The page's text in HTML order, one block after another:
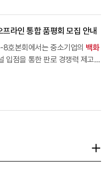
수ㅇ 신청 기간 : 8. 12(월) ~ 9.
확인서, 제품 사진ㅇ 제출 방법
수
라인 통합 품평회 모집 안내
호본회에서는 중소기업의 백화
입점을 통한 판로 경쟁력 제고를
라인 통합 품평회​」참가 기업을
조율 예정 3. 신청 접수ㅇ 신청
제출 서류 : 중소기업확인서,